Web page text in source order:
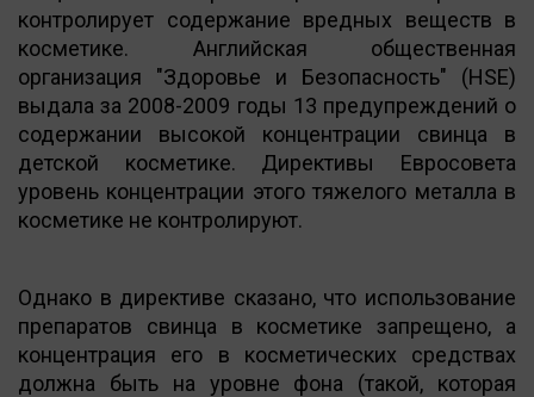
контролирует содержание вредных веществ в
косметике. Английская общественная
организация "Здоровье и Безопасность" (HSE)
выдала за 2008-2009 годы 13 предупреждений о
содержании высокой концентрации свинца в
детской косметике. Директивы Евросовета
уровень концентрации этого тяжелого металла в
косметике не контролируют.
Однако в директиве сказано, что использование
препаратов свинца в косметике запрещено, а
концентрация его в косметических средствах
должна быть на уровне фона (такой, которая